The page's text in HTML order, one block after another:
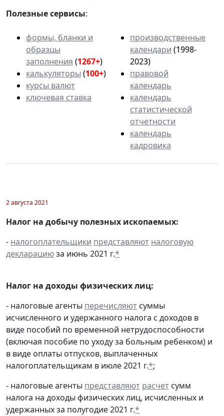
Полезные сервисы:
формы, бланки и
образцы
заполнения (1267+)
калькуляторы (100+)
курсы валют
ключевая ставка
производственные
календари (1998-
2023)
правовой
календарь
календарь
статистической
отчетности
календарь
кадровика
2 августа 2021
Налог на добычу полезных ископаемых:
- налогоплательщики представляют налоговую
декларациюза июнь 2021 г.*
Налог на доходы физических лиц:
- налоговые агенты перечисляют суммы
исчисленного и удержанного налога с доходов в
виде пособий по временной нетрудоспособности
(включая пособие по уходу за больным ребенком) и
в виде оплаты отпусков, выплаченных
налогоплательщикам в июле 2021 г.*;
- налоговые агенты представляют расчет сумм
налога на доходы физических лиц, исчисленных и
удержанных за полугодие 2021 г.*